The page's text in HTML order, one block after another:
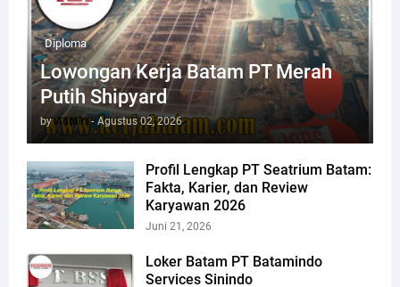
Diploma
Lowongan Kerja Batam PT Merah
Putih Shipyard
by Admin - Agustus 02, 2026
Profil Lengkap PT Seatrium Batam:
Fakta, Karier, dan Review
Karyawan 2026
Juni 21, 2026
Loker Batam PT Batamindo
Services Sinindo